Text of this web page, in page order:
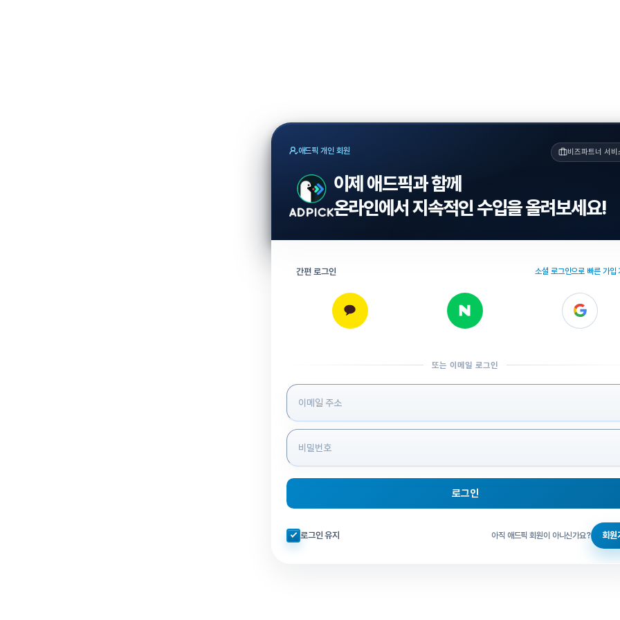
애드픽 개인 회원 비즈파트너 서비
이제 애드픽과 함께
온라인에서 지속적인 수입을 올려보세요!
간편 로그인 소셜 로그인으로 빠른 가입
또는 이메일 로그인
로그인 정보 입력
로그인
자동로그인 체크
로그인 유지 아직 애드픽 회원이 아니신가요? 회원